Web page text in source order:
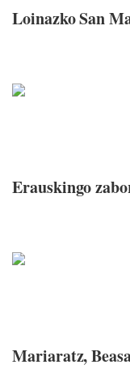
Loinazko San
Erauskingo
Mariaratz,